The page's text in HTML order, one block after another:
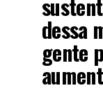
dessa
gente